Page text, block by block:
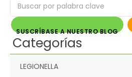
SUSCRÍBASE A NUESTRO BLOG
Categorías
LEGIONELLA